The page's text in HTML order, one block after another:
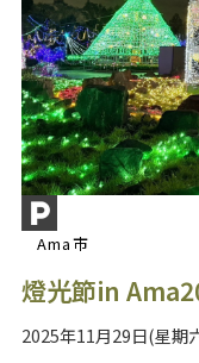
Ama市
燈光節in
2025年11月29日(星期